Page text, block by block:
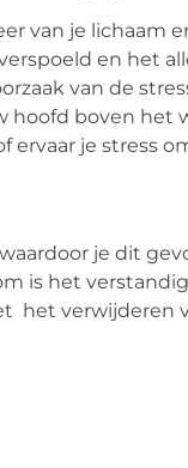
van je lichaam
en het
van de
hoofd boven het
ervaar je stress
je dit
is het
het verwijderen